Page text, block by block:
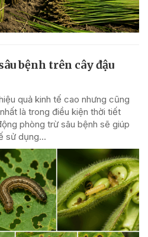
bệnh trên cây đậu
quả kinh tế cao nhưng cũng
là trong điều kiện thời tiết
phòng trừ sâu bệnh sẽ giúp
sử dụng...